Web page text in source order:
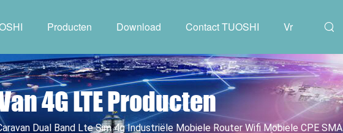
Producten Download Contact TUOSHI Vr
4G LTE Producten
Dual Band Lte Sim 4g Industriële Mobiele Router Wifi Mobiele CPE SMA